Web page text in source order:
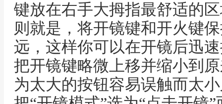
键放在右手大拇指最舒适的
则就是，将开镜键和开火键
远，这样你可以在开镜后迅
把开镜键略微上移并缩小到
为太大的按钮容易误触而太